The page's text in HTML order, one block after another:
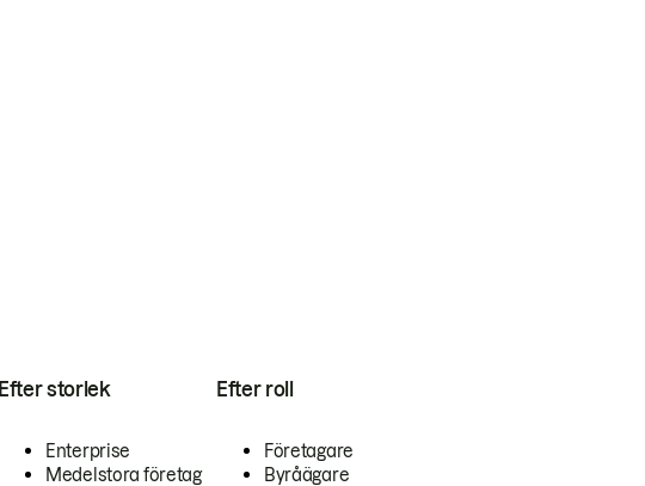
Efter storlek
Enterprise
Medelstora företag
Efter roll
Företagare
Byråägare